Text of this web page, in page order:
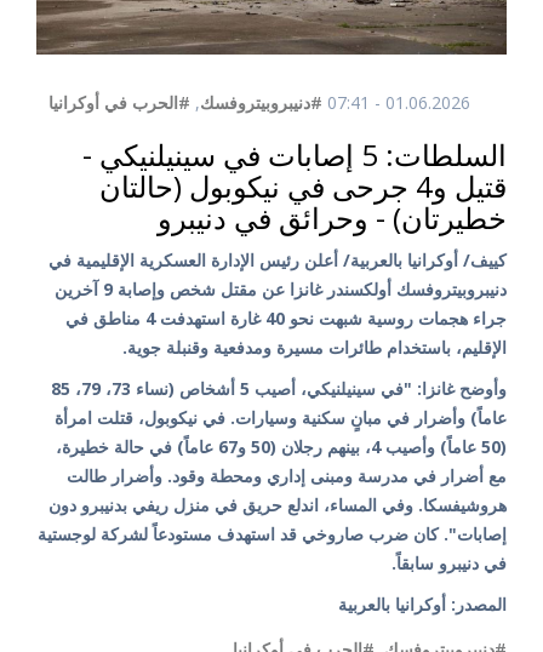
01.06.2026 - 07:41 #دنيبروبيتروفسك, #الحرب في أوكرانيا
السلطات: 5 إصابات في سينيلنيكي -
قتيل و4 جرحى في نيكوبول (حالتان
خطيرتان) - وحرائق في دنيبرو
كييف/ أوكرانيا بالعربية/ أعلن رئيس الإدارة العسكرية الإقليمية في
دنيبروبيتروفسك أولكسندر غانزا عن مقتل شخص وإصابة 9 آخرين
جراء هجمات روسية شبهت نحو 40 غارة استهدفت 4 مناطق في
الإقليم، باستخدام طائرات مسيرة ومدفعية وقنبلة جوية.
وأوضح غانزا: "في سينيلنيكي، أصيب 5 أشخاص (نساء 73، 79، 85
عاماً) وأضرار في مبانٍ سكنية وسيارات. في نيكوبول، قتلت امرأة
(50 عاماً) وأصيب 4، بينهم رجلان (50 و67 عاماً) في حالة خطيرة،
مع أضرار في مدرسة ومبنى إداري ومحطة وقود. وأضرار طالت
هروشيفسكا. وفي المساء، اندلع حريق في منزل ريفي بدنيبرو دون
إصابات". كان ضرب صاروخي قد استهدف مستودعاً لشركة لوجستية
في دنيبرو سابقاً.
المصدر: أوكرانيا بالعربية